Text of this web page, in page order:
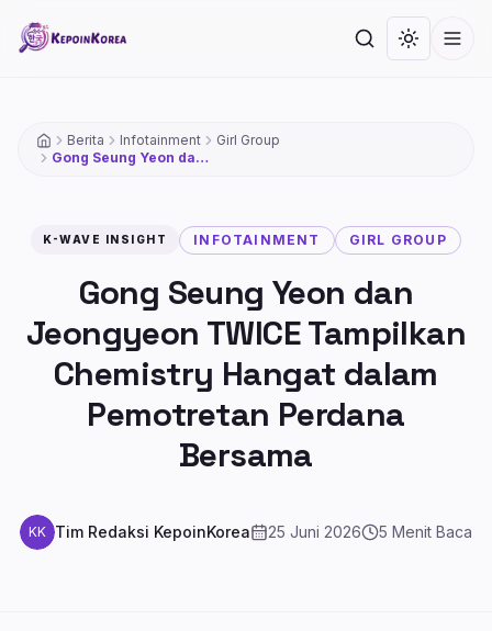
Cari Toggle
Berita Infotainment
Girl Group
Gong Seung Yeon dan
Pemotretan Perdana
Bersama
K-WAVE INSIGHT INFOTAINMENT GIRL GROUP
Gong Seung Yeon dan
Jeongyeon TWICE Tampilkan
Chemistry Hangat dalam
Pemotretan Perdana
Bersama
KK Tim Redaksi KepoinKorea 25 Juni 2026 5 Menit Baca